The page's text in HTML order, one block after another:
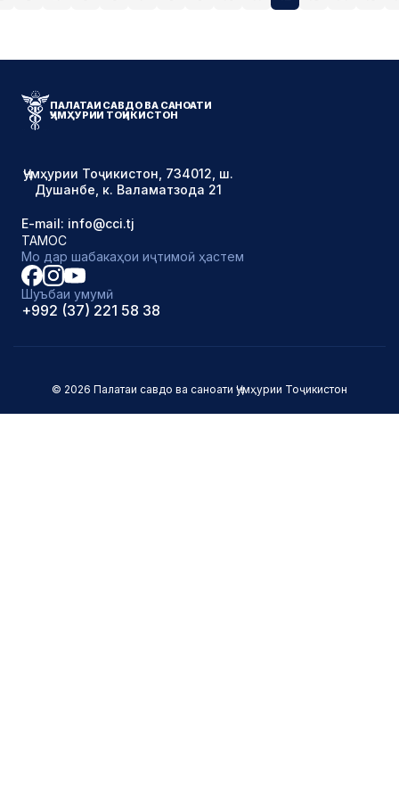
ПАЛАТАИ САВДО ВА САНОАТИ
ҶУМҲУРИИ ТОҶИКИСТОН
Ҷумҳурии Тоҷикистон, 734012, ш.
Душанбе, к. Валаматзода 21
E-mail: info@cci.tj
ТАМОС
Мо дар шабакаҳои иҷтимоӣ ҳастем
Шуъбаи умумӣ
+992 (37) 221 58 38
© 2026 Палатаи савдо ва саноати Ҷумҳурии Тоҷикистон